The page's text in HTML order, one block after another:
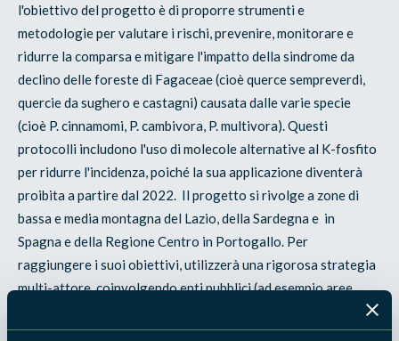
l'obiettivo del progetto è di proporre strumenti e
metodologie per valutare i rischi, prevenire, monitorare e
ridurre la comparsa e mitigare l'impatto della sindrome da
declino delle foreste di Fagaceae (cioè querce sempreverdi,
quercie da sughero e castagni) causata dalle varie specie
(cioè P. cinnamomi, P. cambivora, P. multivora). Questi
protocolli includono l'uso di molecole alternative al K-fosfito
per ridurre l'incidenza, poiché la sua applicazione diventerà
proibita a partire dal 2022. Il progetto si rivolge a zone di
bassa e media montagna del Lazio, della Sardegna e in
Spagna e della Regione Centro in Portogallo. Per
raggiungere i suoi obiettivi, utilizzerà una rigorosa strategia
multi-attore, coinvolgendo enti pubblici (ad esempio aree
protette e comuni), proprietari e produttori forestali, imprese
biotecnologiche private, tecnici forestali e istituzioni